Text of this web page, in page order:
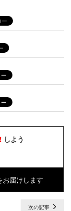
しよう
届けします
次の記事